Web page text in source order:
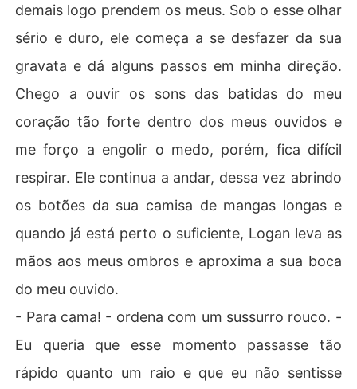
demais logo prendem os meus. Sob o esse olhar
sério e duro, ele começa a se desfazer da sua
gravata e dá alguns passos em minha direção.
Chego a ouvir os sons das batidas do meu
coração tão forte dentro dos meus ouvidos e
me forço a engolir o medo, porém, fica difícil
respirar. Ele continua a andar, dessa vez abrindo
os botões da sua camisa de mangas longas e
quando já está perto o suficiente, Logan leva as
mãos aos meus ombros e aproxima a sua boca
do meu ouvido.
- Para cama! - ordena com um sussurro rouco. -
Eu queria que esse momento passasse tão
rápido quanto um raio e que eu não sentisse